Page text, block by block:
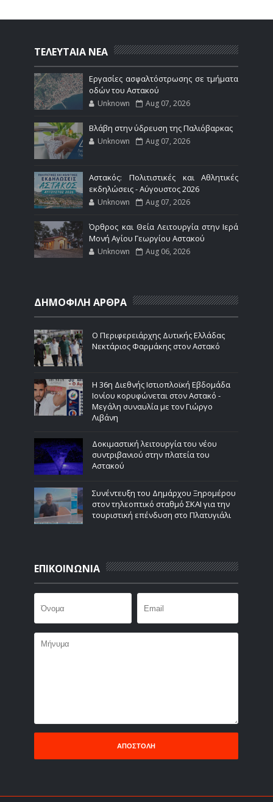
ΤΕΛΕΥΤΑΙΑ ΝΕΑ
Εργασίες ασφαλτόστρωσης σε τμήματα
οδών του Αστακού
Unknown Aug 07, 2026
Βλάβη στην ύδρευση της Παλιόβαρκας
Unknown Aug 07, 2026
Αστακός: Πολιτιστικές και Αθλητικές
εκδηλώσεις - Αύγουστος 2026
Unknown Aug 07, 2026
Όρθρος και Θεία Λειτουργία στην Ιερά
Μονή Αγίου Γεωργίου Αστακού
Unknown Aug 06, 2026
ΔΗΜΟΦΙΛΗ ΑΡΘΡΑ
Ο Περιφερειάρχης Δυτικής Ελλάδας
Νεκτάριος Φαρμάκης στον Αστακό
Η 36η Διεθνής Ιστιοπλοϊκή Εβδομάδα
Ιονίου κορυφώνεται στον Αστακό -
Μεγάλη συναυλία με τον Γιώργο
Λιβάνη
Δοκιμαστική λειτουργία του νέου
συντριβανιού στην πλατεία του
Αστακού
Συνέντευξη του Δημάρχου Ξηρομέρου
στον τηλεοπτικό σταθμό ΣΚΑΙ για την
τουριστική επένδυση στο Πλατυγιάλι
ΕΠΙΚΟΙΝΩΝΙΑ